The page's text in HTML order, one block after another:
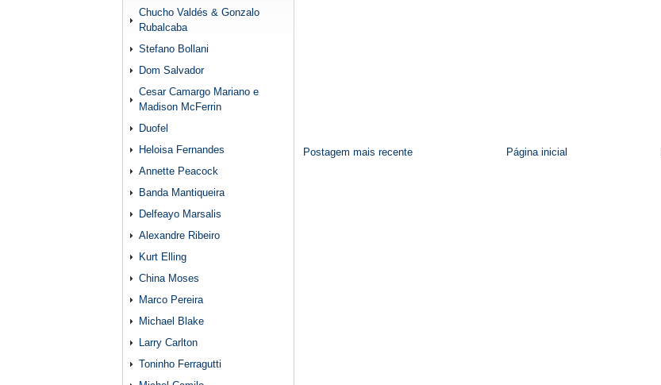
Chucho Valdés & Gonzalo
Rubalcaba
Stefano Bollani
Dom Salvador
Cesar Camargo Mariano e
Madison McFerrin
Duofel
Heloisa Fernandes
Annette Peacock
Banda Mantiqueira
Delfeayo Marsalis
Alexandre Ribeiro
Kurt Elling
China Moses
Marco Pereira
Michael Blake
Larry Carlton
Toninho Ferragutti
Postagem mais recente Página inicial